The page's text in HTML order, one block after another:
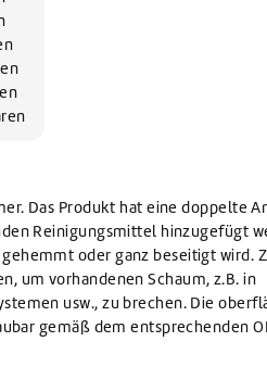
Das Produkt hat eine doppelte
Reinigungsmittel hinzugefügt
oder ganz beseitigt wird.
um vorhandenen Schaum, z.B. in
usw., zu brechen. Die
gemäß dem entsprechenden